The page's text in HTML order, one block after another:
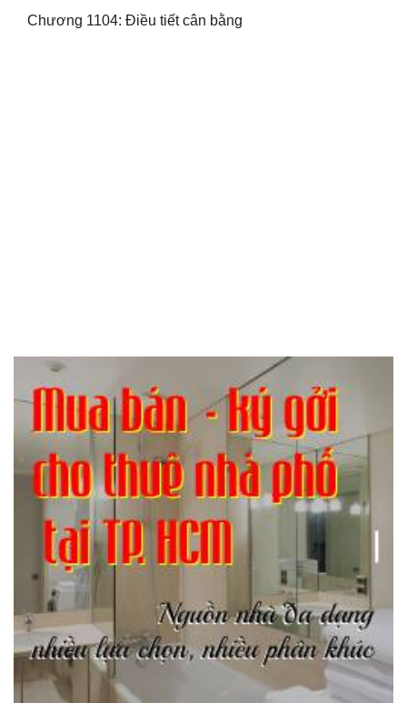
Chương 1104: Điều tiết cân bằng